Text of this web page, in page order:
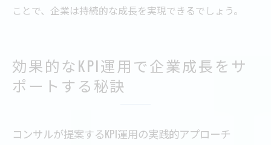
ことで、企業は持続的な成長を実現できるでしょう。
効果的なKPI運用で企業成長をサ
ポートする秘訣
コンサルが提案するKPI運用の実践的アプローチ